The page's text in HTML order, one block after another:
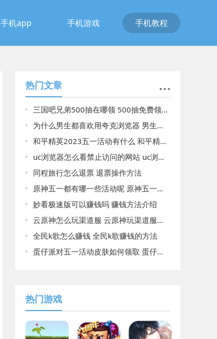
手机app 手机游戏 手机教程
热门文章
三国吧兄弟500抽在哪领 500抽免费领取方法分享
为什么男生都喜欢用夸克浏览器 男生都喜欢用夸克浏览器原因揭晓
和平精英2023五一活动有什么 和平精英2023五一活动详细介绍以及领取
uc浏览器怎么看禁止访问的网站 uc浏览器看禁止访问的网站
同程旅行怎么退票 退票操作方法
原神五一都有哪一些活动呢 原神五一详细的活动介绍
妙看极速版可以赚钱吗 赚钱方法介绍
云原神怎么玩渠道服 云原神玩渠道服的方法
全民k歌怎么赚钱 全民k歌赚钱的方法
蛋仔派对五一活动皮肤如何领取 蛋仔派对五一活动皮肤领取教程
热门游戏